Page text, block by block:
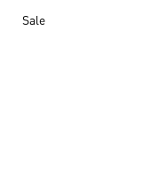
Sale